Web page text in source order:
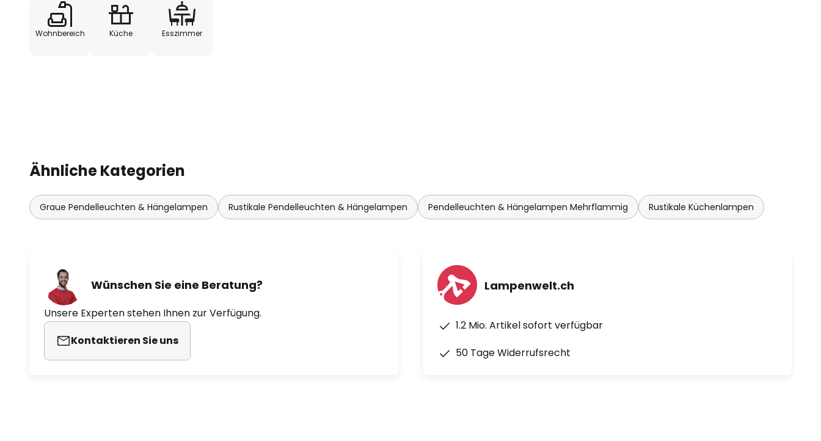
Wohnbereich Küche Esszimmer
Ähnliche Kategorien
Graue Pendelleuchten & Hängelampen Rustikale Pendelleuchten & Hängelampen Pendelleuchten & Hängelampen Mehrflammig Rustikale Küchenlampen
Wünschen Sie eine Beratung?
Unsere Experten stehen Ihnen zur Verfügung.
Kontaktieren Sie uns
Lampenwelt.ch
1.2 Mio. Artikel sofort verfügbar
50 Tage Widerrufsrecht